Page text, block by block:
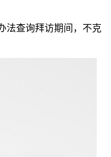
法查询拜访期间，不克